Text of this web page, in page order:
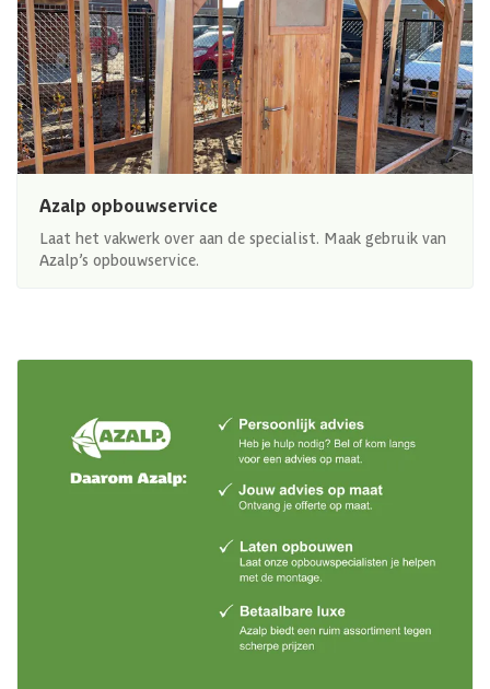
Azalp opbouwservice
Laat het vakwerk over aan de specialist. Maak gebruik van
Azalp’s opbouwservice.